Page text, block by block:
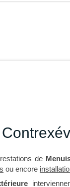
de
ou encore